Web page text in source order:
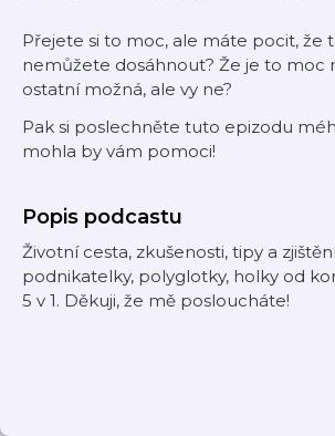
Přejete si to moc, ale máte pocit, že
nemůžete dosáhnout? Že je to moc
ostatní možná, ale vy ne?
Pak si poslechněte tuto epizodu
mohla by vám pomoci!
Popis podcastu
Životní cesta, zkušenosti, tipy a
podnikatelky, polyglotky, holky od
5 v 1. Děkuji, že mě posloucháte!